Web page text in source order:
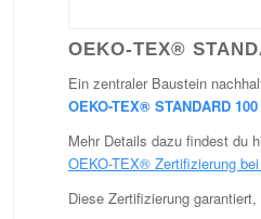
OEKO-TEX®
Ein zentraler Baustein
OEKO-TEX® STANDARD
Mehr Details dazu findest du
OEKO-TEX® Zertifizierung
Diese Zertifizierung